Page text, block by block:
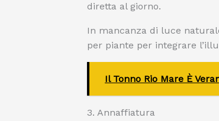
diretta al giorno.
In mancanza di luce
per piante per integrare
Il Tonno Rio Mare È
3. Annaffiatura